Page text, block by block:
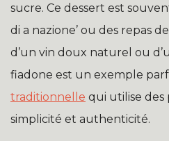
sucre. Ce dessert est
di a nazione’ ou des repas
d’un vin doux naturel ou
fiadone est un exemple
traditionnelle qui utilise
simplicité et authenticité.